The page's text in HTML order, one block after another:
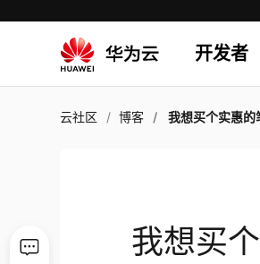
开发者
云社区 博客 我想买个实惠的
我想买